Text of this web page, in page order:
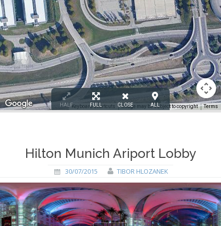
Keyboard shortcuts Image may be subject to copyright Terms
HALF FULL CLOSE ALL
Hilton Munich Ariport Lobby
30/07/2015 TIBOR HLOZANEK